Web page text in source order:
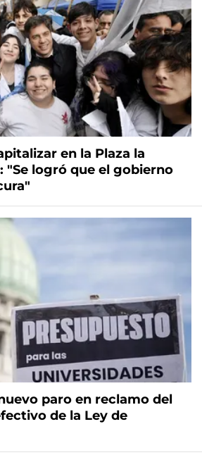
en la Plaza la
"Se logró que el gobierno
paro en reclamo del
de la Ley de